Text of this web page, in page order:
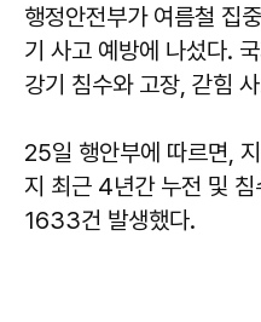
행정안전부가 여름철 집
기 사고 예방에 나섰다.
강기 침수와 고장, 갇힘
25일 행안부에 따르면,
지 최근 4년간 누전 및
1633건 발생했다.